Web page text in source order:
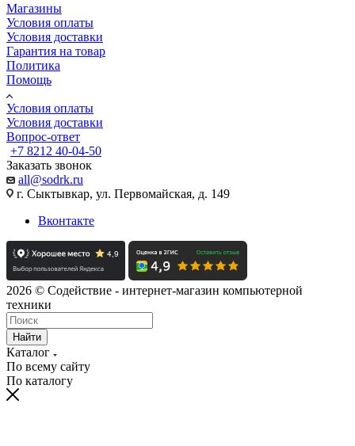
Магазины
Условия оплаты
Условия доставки
Гарантия на товар
Политика
Помощь
Условия оплаты
Условия доставки
Вопрос-ответ
+7 8212 40-04-50
Заказать звонок
all@sodrk.ru
г. Сыктывкар, ул. Первомайская, д. 149
Вконтакте
2026 © Содействие - интернет-магазин компьютерной
техники
Найти
Каталог
По всему сайту
По каталогу